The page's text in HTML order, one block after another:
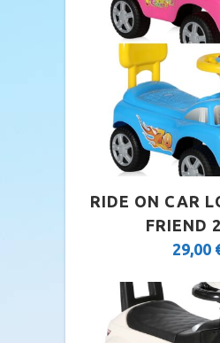
RIDE ON CAR
FRIEND
29,00